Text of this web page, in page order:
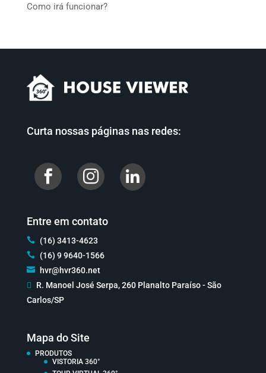
Como irá funcionar?
Curta nossas páginas nas redes:
 
Entre em contato
 (16) 3413-4623
 (16) 9 9640-1566
 hvr@hvr360.net

R. Manoel José Serpa, 260 Planalto Paraíso - São
Carlos/SP
Mapa do Site
PRODUTOS
VISTORIA 360°